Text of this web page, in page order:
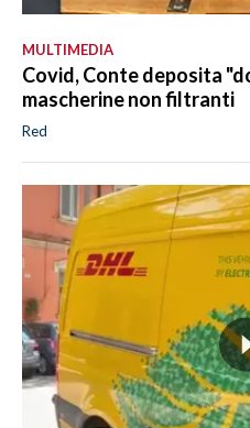
MULTIMEDIA
Covid, Conte deposita
mascherine non filtranti
Red